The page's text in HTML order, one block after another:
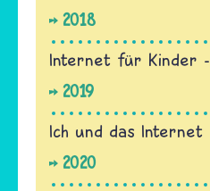
2018
Internet für Kinder -
2019
Ich und das Internet
2020